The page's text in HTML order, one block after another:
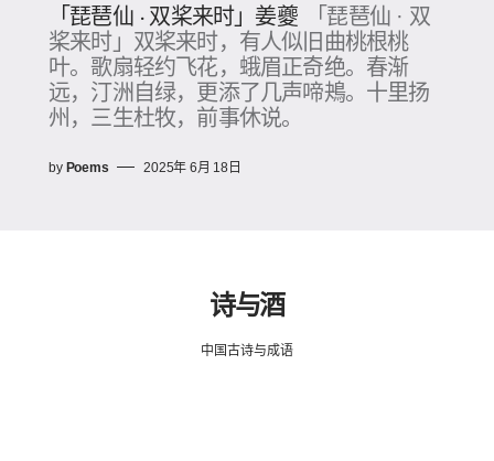
「琵琶仙 · 双桨来时」姜夔
「琵琶仙 · 双
桨来时」双桨来时，有人似旧曲桃根桃
叶。歌扇轻约飞花，蛾眉正奇绝。春渐
远，汀洲自绿，更添了几声啼鴂。十里扬
州，三生杜牧，前事休说。
by Poems 2025年 6月 18日
诗与酒
中国古诗与成语